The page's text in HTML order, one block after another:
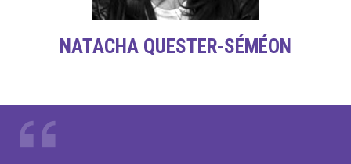
NATACHA QUESTER-SÉMÉON